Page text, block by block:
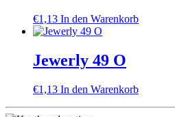
€1,13 In den Warenkorb
Jewerly 49 O
€1,13 In den Warenkorb